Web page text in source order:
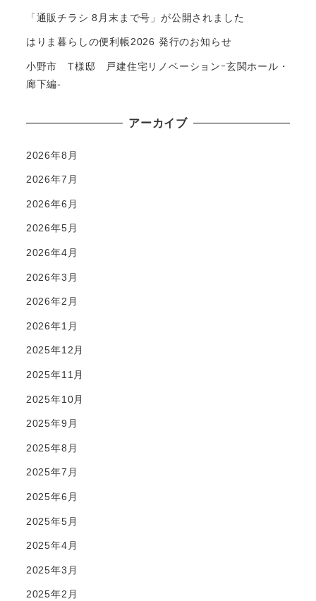
「通販チラシ 8月末まで号」が公開されました
はりま暮らしの便利帳2026 発行のお知らせ
小野市 T様邸 戸建住宅リノベーションｰ玄関ホール・
廊下編-
アーカイブ
2026年8月
2026年7月
2026年6月
2026年5月
2026年4月
2026年3月
2026年2月
2026年1月
2025年12月
2025年11月
2025年10月
2025年9月
2025年8月
2025年7月
2025年6月
2025年5月
2025年4月
2025年3月
2025年2月